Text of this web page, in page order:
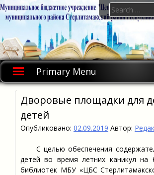
Skip
to
Primary Menu
Search
for:
Дворовые площадки для
детей
Опубликовано: 02.09.2019 Автор:
С целью обеспечения
детей во время летних каникул на
библиотек МБУ «ЦБС